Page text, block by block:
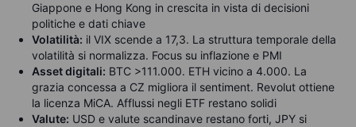
Giappone e Hong Kong in crescita in vista di decisioni
politiche e dati chiave
Volatilità: il VIX scende a 17,3. La struttura temporale della
volatilità si normalizza. Focus su inflazione e PMI
Asset digitali: BTC >111.000. ETH vicino a 4.000. La
grazia concessa a CZ migliora il sentiment. Revolut ottiene
la licenza MiCA. Afflussi negli ETF restano solidi
Valute: USD e valute scandinave restano forti, JPY si